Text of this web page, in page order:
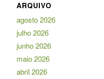
ARQUIVO
agosto 2026
julho 2026
junho 2026
maio 2026
abril 2026